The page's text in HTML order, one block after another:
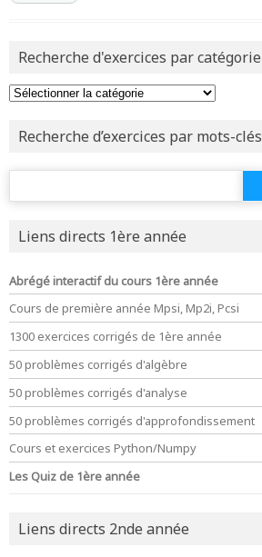
ou testerla page d'extraits libres
Recherche d'exercices par catégorie
Recherche d’exercices par mots-clés
Rechercher :
Liens directs 1ère année
Abrégé interactif du cours 1ère année
Cours de première année Mpsi, Mp2i, Pcsi
1300 exercices corrigés de 1ère année
50 problèmes corrigés d'algèbre
50 problèmes corrigés d'analyse
50 problèmes corrigés d'approfondissement
Cours et exercices Python/Numpy
Les Quiz de 1ère année
Liens directs 2nde année